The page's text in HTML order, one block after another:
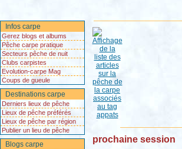
Infos carpe
Gerez blogs et albums
Pêche carpe pratique
Secteurs pêche de nuit
Clubs carpistes
Evolution-carpe Mag
Coups de gueule
Destinations carpe
Derniers lieux de pêche
Lieux de pêche préférés
Lieux de pêche par région
Publier un lieu de pêche
Blogs carpe prochaine session